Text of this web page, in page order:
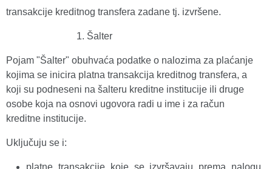
transakcije kreditnog transfera zadane tj. izvršene.
Šalter
Pojam "Šalter" obuhvaća podatke o nalozima za plaćanje
kojima se inicira platna transakcija kreditnog transfera, a
koji su podneseni na šalteru kreditne institucije ili druge
osobe koja na osnovi ugovora radi u ime i za račun
kreditne institucije.
Uključuju se i:
platne transakcije koje se izvršavaju prema nalogu